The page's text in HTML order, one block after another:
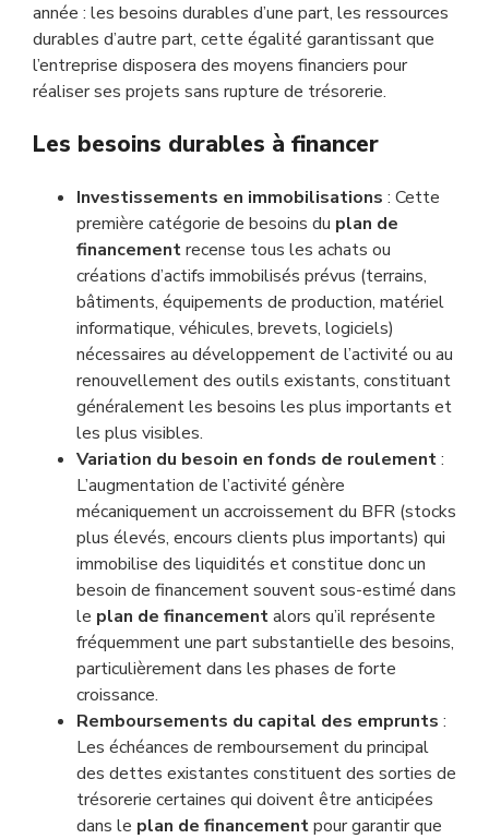
année : les besoins durables d’une part, les ressources
durables d’autre part, cette égalité garantissant que
l’entreprise disposera des moyens financiers pour
réaliser ses projets sans rupture de trésorerie.
Les besoins durables à financer
Investissements en immobilisations : Cette
première catégorie de besoins du plan de
financementrecense tous les achats ou
créations d’actifs immobilisés prévus (terrains,
bâtiments, équipements de production, matériel
informatique, véhicules, brevets, logiciels)
nécessaires au développement de l’activité ou au
renouvellement des outils existants, constituant
généralement les besoins les plus importants et
les plus visibles.
Variation du besoin en fonds de roulement:
L’augmentation de l’activité génère
mécaniquement un accroissement du BFR (stocks
plus élevés, encours clients plus importants) qui
immobilise des liquidités et constitue donc un
besoin de financement souvent sous-estimé dans
le plan de financementalors qu’il représente
fréquemment une part substantielle des besoins,
particulièrement dans les phases de forte
croissance.
Remboursements du capital des emprunts :
Les échéances de remboursement du principal
des dettes existantes constituent des sorties de
trésorerie certaines qui doivent être anticipées
dans le plan de financementpour garantir que